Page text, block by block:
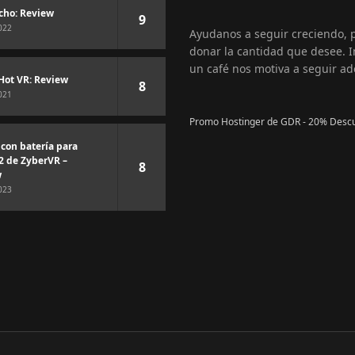
Review 9
VR: Review 8
batería para
de ZyberVR –
8
Ayudanos a seguir creciendo,
donar la cantidad que desee.
un café nos motiva a seguir
Promo Hostinger de GDR - 20%